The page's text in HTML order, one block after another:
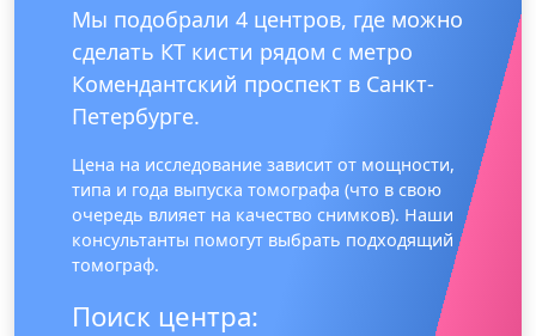
Мы подобрали 4 центров, где можно
сделать КТ кисти рядом с метро
Комендантский проспект в Санкт-
Петербурге.
Цена на исследование зависит от мощности,
типа и года выпуска томографа (что в свою
очередь влияет на качество снимков). Наши
консультанты помогут выбрать подходящий
томограф.
Поиск центра: